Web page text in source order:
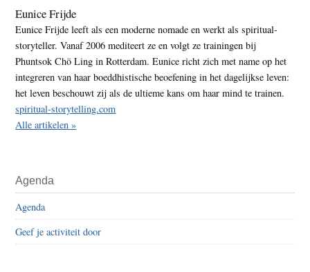
Eunice Frijde
Eunice Frijde leeft als een moderne nomade en werkt als spiritual-
storyteller. Vanaf 2006 mediteert ze en volgt ze trainingen bij
Phuntsok Chö Ling in Rotterdam. Eunice richt zich met name op het
integreren van haar boeddhistische beoefening in het dagelijkse leven:
het leven beschouwt zij als de ultieme kans om haar mind te trainen.
spiritual-storytelling.com
Alle artikelen »
Agenda
Agenda
Geef je activiteit door